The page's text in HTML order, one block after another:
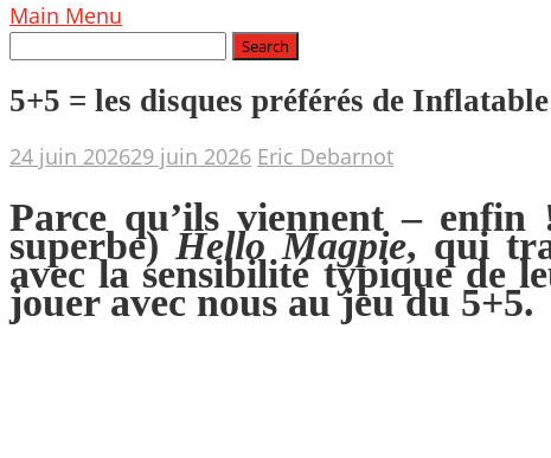
Main Menu
5+5 = les disques préférés de
24 juin 202629 juin 2026 Eric Debarnot
Parce qu’ils viennent –
superbe)Hello Magpie, qui
avec la sensibilité typique de
jouer avec nous au jeu du 5+5.